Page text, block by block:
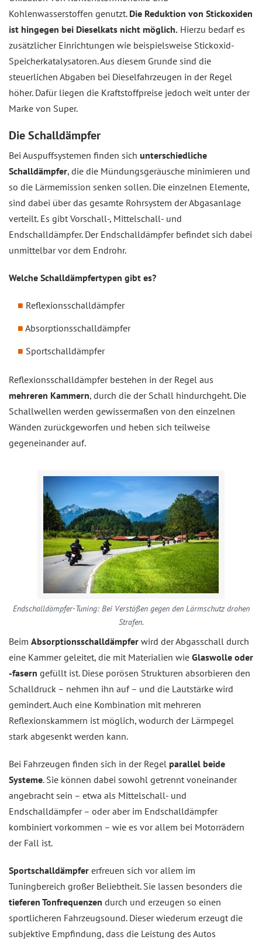
Kohlenwasserstoffen genutzt. Die Reduktion von Stickoxiden
ist hingegen bei Dieselkats nicht möglich. Hierzu bedarf es
zusätzlicher Einrichtungen wie beispielsweise Stickoxid-
Speicherkatalysatoren. Aus diesem Grunde sind die
steuerlichen Abgaben bei Dieselfahrzeugen in der Regel
höher. Dafür liegen die Kraftstoffpreise jedoch weit unter der
Marke von Super.
Die Schalldämpfer
Bei Auspuffsystemen finden sich unterschiedliche
Schalldämpfer, die die Mündungsgeräusche minimieren und
so die Lärmemission senken sollen. Die einzelnen Elemente,
sind dabei über das gesamte Rohrsystem der Abgasanlage
verteilt. Es gibt Vorschall-, Mittelschall- und
Endschalldämpfer. Der Endschalldämpfer befindet sich dabei
unmittelbar vor dem Endrohr.
Welche Schalldämpfertypen gibt es?
Reflexionsschalldämpfer
Absorptionsschalldämpfer
Sportschalldämpfer
Reflexionsschalldämpfer bestehen in der Regel aus
mehreren Kammern, durch die der Schall hindurchgeht. Die
Schallwellen werden gewissermaßen von den einzelnen
Wänden zurückgeworfen und heben sich teilweise
gegeneinander auf.
Endschalldämpfer-Tuning: Bei Verstößen gegen den Lärmschutz drohen
Strafen.
Beim Absorptionsschalldämpfer wird der Abgasschall durch
eine Kammer geleitet, die mit Materialien wie Glaswolle oder
-fasern gefüllt ist. Diese porösen Strukturen absorbieren den
Schalldruck – nehmen ihn auf – und die Lautstärke wird
gemindert. Auch eine Kombination mit mehreren
Reflexionskammern ist möglich, wodurch der Lärmpegel
stark abgesenkt werden kann.
Bei Fahrzeugen finden sich in der Regel parallel beide
Systeme. Sie können dabei sowohl getrennt voneinander
angebracht sein – etwa als Mittelschall- und
Endschalldämpfer – oder aber im Endschalldämpfer
kombiniert vorkommen – wie es vor allem bei Motorrädern
der Fall ist.
Sportschalldämpfer erfreuen sich vor allem im
Tuningbereich großer Beliebtheit. Sie lassen besonders die
tieferen Tonfrequenzen durch und erzeugen so einen
sportlicheren Fahrzeugsound. Dieser wiederum erzeugt die
subjektive Empfindung, dass die Leistung des Autos